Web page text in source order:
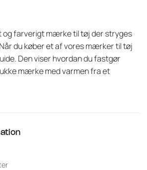
og farverigt mærke til tøj der stryges
du køber et af vores mærker til tøj
Den viser hvordan du fastgør
mærke med varmen fra et